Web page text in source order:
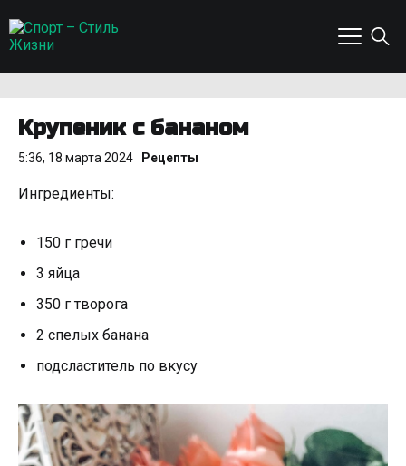
Крупеник с бананом
5:36, 18 марта 2024 Рецепты
Ингредиенты:
150 г гречи
3 яйца
350 г творога
2 спелых банана
подсластитель по вкусу